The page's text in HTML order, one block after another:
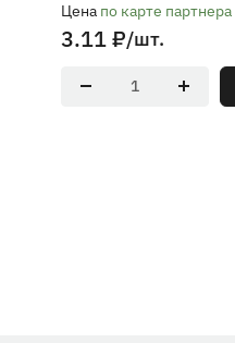
Цена по карте партнера
3.11 ₽/шт.